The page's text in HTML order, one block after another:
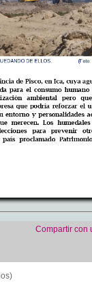
Compartir con